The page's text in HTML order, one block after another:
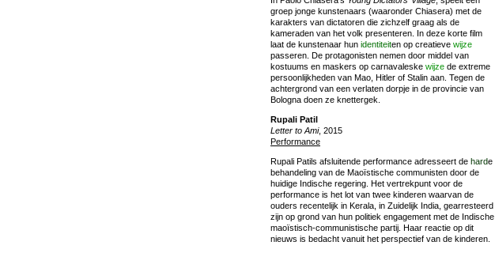
groep jonge kunstenaars (waaronder Chiasera) met de
karakters van dictatoren die zichzelf graag als de
kameraden van het volk presenteren. In deze korte film
laat de kunstenaar hun identiteiten op creatieve wijze
passeren. De protagonisten nemen door middel van
kostuums en maskers op carnavaleske wijze de extreme
persoonlijkheden van Mao, Hitler of Stalin aan. Tegen de
achtergrond van een verlaten dorpje in de provincie van
Bologna doen ze knettergek.
Rupali Patil
Letter to Ami, 2015
Performance
Rupali Patils afsluitende performance adresseert de harde
behandeling van de Maoïstische communisten door de
huidige Indische regering. Het vertrekpunt voor de
performance is het lot van twee kinderen waarvan de
ouders recentelijk in Kerala, in Zuidelijk India, gearresteerd
zijn op grond van hun politiek engagement met de Indische
maoïstisch-communistische partij. Haar reactie op dit
nieuws is bedacht vanuit het perspectief van de kinderen.